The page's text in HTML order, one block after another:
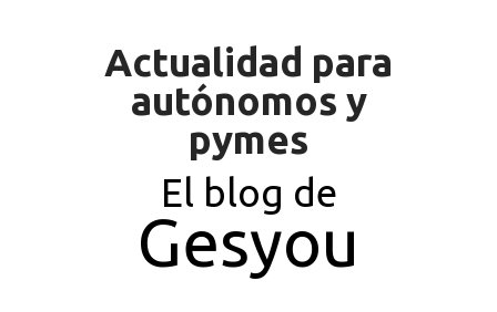
Actualidad para
autónomos y
pymes
El blog de
Gesyou